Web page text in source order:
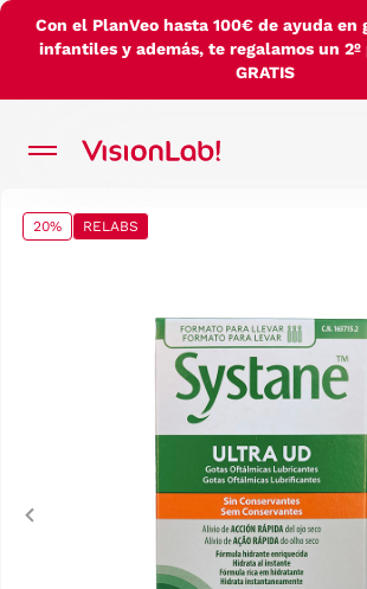
Con el PlanVeo hasta 100€ de ayuda en
infantiles y además, te regalamos un
GRATIS
20% RELABS
Previous